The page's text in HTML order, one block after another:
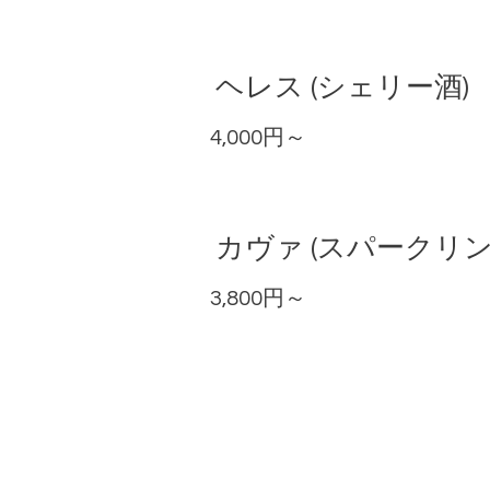
ヘレス (シェリー酒)
4,000円～
カヴァ (スパークリ
3,800円～